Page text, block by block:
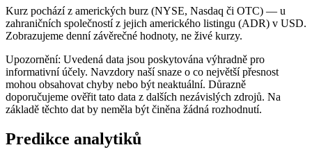
Kurz pochází z amerických burz (NYSE, Nasdaq či OTC) — u
zahraničních společností z jejich amerického listingu (ADR) v USD.
Zobrazujeme denní závěrečné hodnoty, ne živé kurzy.
Upozornění: Uvedená data jsou poskytována výhradně pro
informativní účely. Navzdory naší snaze o co největší přesnost
mohou obsahovat chyby nebo být neaktuální. Důrazně
doporučujeme ověřit tato data z dalších nezávislých zdrojů. Na
základě těchto dat by neměla být činěna žádná rozhodnutí.
Predikce analytiků